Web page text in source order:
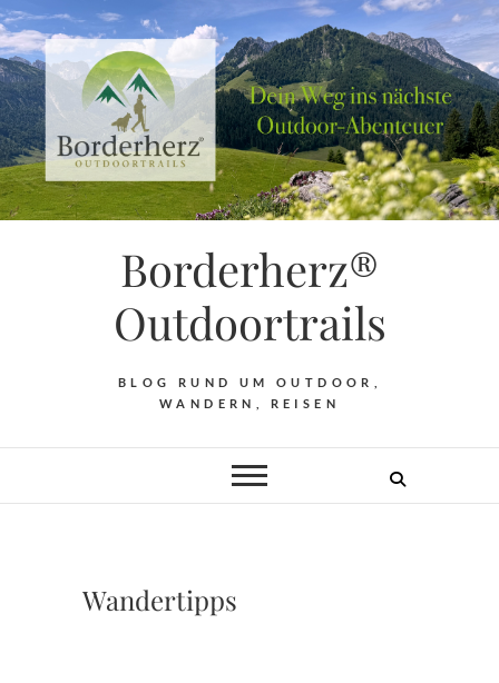
Borderherz®
Outdoortrails
BLOG RUND UM OUTDOOR,
WANDERN, REISEN
Wandertipps